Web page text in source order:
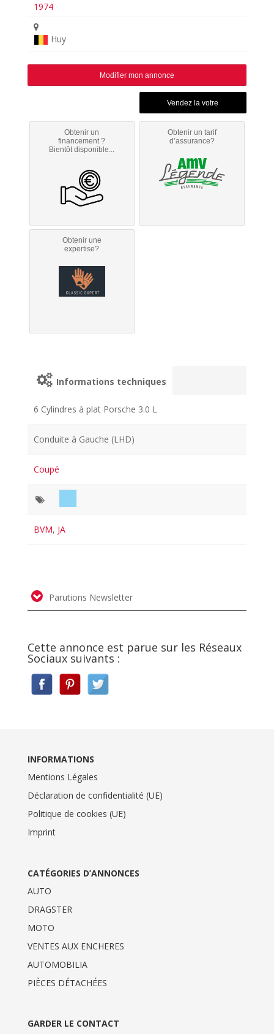
1974
Huy
Modifier mon annonce
Obtenir un
financement ?
Bientôt disponible...
Obtenir un tarif
d’assurance?
Obtenir une
expertise?
Informations techniques
6 Cylindres à plat Porsche 3.0 L
Conduite à Gauche (LHD)
Coupé
BVM, JA
Parutions Newsletter
Cette annonce est parue sur les Réseaux
Sociaux suivants :
INFORMATIONS
Mentions Légales
Déclaration de confidentialité (UE)
Politique de cookies (UE)
Imprint
CATÉGORIES D’ANNONCES
AUTO
DRAGSTER
MOTO
VENTES AUX ENCHERES
AUTOMOBILIA
PIÈCES DÉTACHÉES
GARDER LE CONTACT